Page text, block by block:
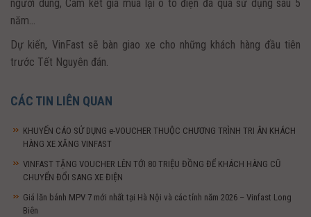
người dùng, Cam kết giá mua lại ô tô điện đã qua sử dụng sau 5
năm…
Dự kiến, VinFast sẽ bàn giao xe cho những khách hàng đầu tiên
trước Tết Nguyên đán.
CÁC TIN LIÊN QUAN
KHUYẾN CÁO SỬ DỤNG e-VOUCHER THUỘC CHƯƠNG TRÌNH TRI ÂN KHÁCH
HÀNG XE XĂNG VINFAST
VINFAST TẶNG VOUCHER LÊN TỚI 80 TRIỆU ĐỒNG ĐỂ KHÁCH HÀNG CŨ
CHUYỂN ĐỔI SANG XE ĐIỆN
Giá lăn bánh MPV 7 mới nhất tại Hà Nội và các tỉnh năm 2026 – Vinfast Long
Biên